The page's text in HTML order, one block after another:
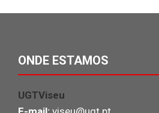
ONDE ESTAMOS
UGTViseu